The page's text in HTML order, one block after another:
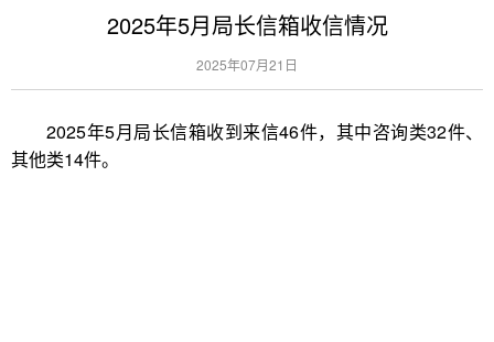
2025年5月局长信箱收信情况
2025年07月21日
2025年5月局长信箱收到来信46件，其中咨询类32件、
其他类14件。